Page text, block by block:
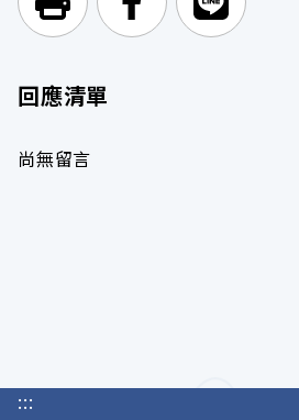
列印頁面
前往 前往
回應清單
尚無留言
:::